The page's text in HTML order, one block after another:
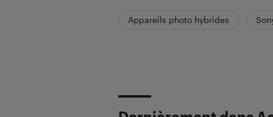
Appareils photo hybrides